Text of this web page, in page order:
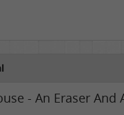
- An Eraser And